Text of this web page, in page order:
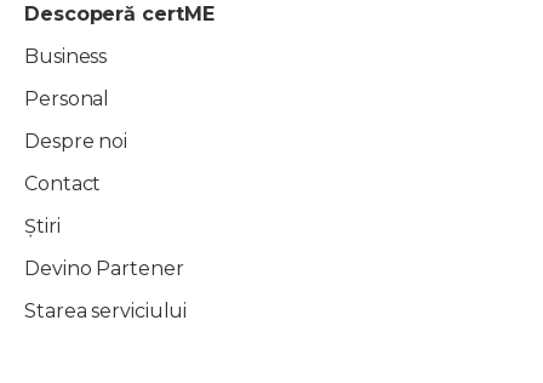
Descoperă certME
Business
Personal
Despre noi
Contact
Știri
Devino Partener
Starea serviciului